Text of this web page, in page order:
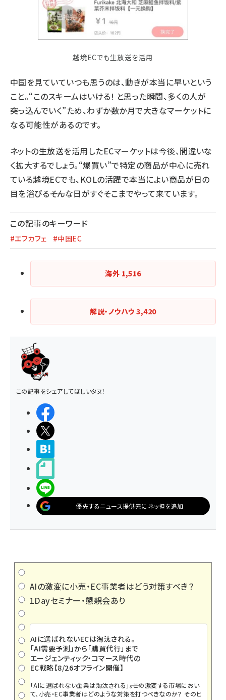
越境ECでも生放送を活用
中国を見ていていつも思うのは、動きが本当に早いという
こと。“このスキームはいける! と思った瞬間、多くの人が
突っ込んでいく”ため、わずか数か月で大きなマーケットに
なる可能性があるのです。
ネットの生放送を活用したECマーケットは今後、間違いな
く拡大するでしょう。“爆買い”で特定の商品が中心に売れ
ている越境ECでも、KOLの活躍で本当によい商品が日の
目を浴びる――そんな日がすぐそこまでやって来ています。
この記事のキーワード
#エフカフェ #中国EC
海外 1,516
解説・ノウハウ3,420
この記事をシェアしてほしいタヌ！
優先するニュース提供元にネッ担を追加
AIの激変に小売・EC事業者はどう対策すべき？
1Dayセミナー・懇親会あり
AIに選ばれないECは淘汰される。
「AI需要予測」から「購買代行」まで
エージェンティック・コマース時代の
EC戦略【8/26オフライン開催】
「AIに選ばれない企業は淘汰される」――。この激変する市場におい
て、小売・EC事業者はどのような対策を打つべきなのか？ そのヒ